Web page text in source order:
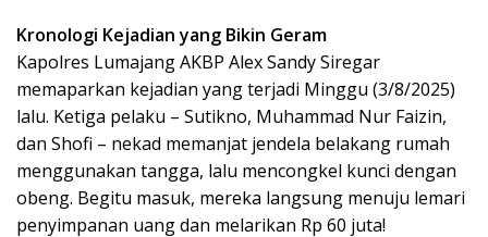
r
a
s
Kronologi Kejadian yang Bikin Geram
Kapolres Lumajang AKBP Alex Sandy Siregar
memaparkan kejadian yang terjadi Minggu (3/8/2025)
lalu. Ketiga pelaku – Sutikno, Muhammad Nur Faizin,
dan Shofi – nekad memanjat jendela belakang rumah
menggunakan tangga, lalu mencongkel kunci dengan
obeng. Begitu masuk, mereka langsung menuju lemari
penyimpanan uang dan melarikan Rp 60 juta!